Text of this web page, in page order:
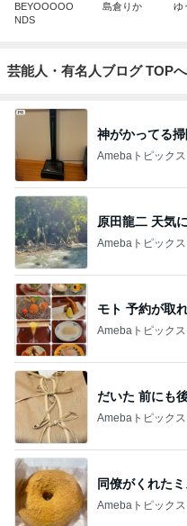
BEYOOOOO
NDS
島倉りか ゆ
芸能人・有名人ブログ TOPへ
神がかってる
Amebaトピックス
原田龍二 天気
Amebaトピックス
モト 予約が取
Amebaトピックス
だいた 前にも
Amebaトピックス
同僚がくれた
Amebaトピックス